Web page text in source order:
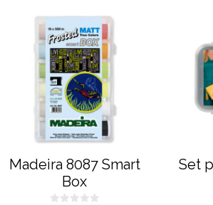
Madeira 8087 Smart
Box
Set